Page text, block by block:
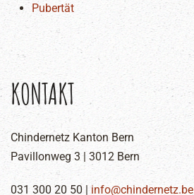
Pubertät
KONTAKT
Chindernetz Kanton Bern
Pavillonweg 3 | 3012 Bern
031 300 20 50 | info@chindernetz.be